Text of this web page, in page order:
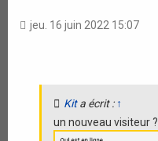
jeu. 16 juin 2022 15:07
Kita écrit : ↑
un nouveau visiteur ?